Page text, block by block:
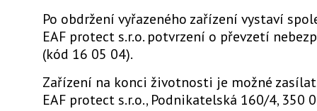
Po obdržení vyřazeného zařízení vystaví
EAF protect s.r.o. potvrzení o převzetí
(kód 16 05 04).
Zařízení na konci životnosti je možné
EAF protect s.r.o., Podnikatelská 160/4, 350